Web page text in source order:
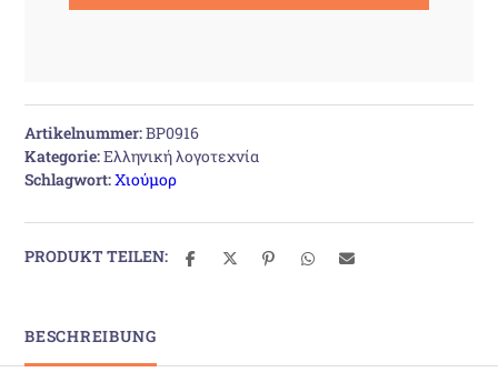
Artikelnummer:BP0916
Kategorie:Ελληνική λογοτεχνία
Schlagwort:Χιούμορ
PRODUKT TEILEN:
BESCHREIBUNG